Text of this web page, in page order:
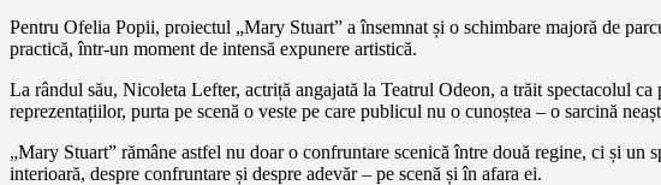
Pentru Ofelia Popii, proiectul „Mary Stuart” a însemnat și o schimbare majoră de
practică, într-un moment de intensă expunere artistică.
La rândul său, Nicoleta Lefter, actriță angajată la Teatrul Odeon, a trăit spectacolul
reprezentațiilor, purta pe scenă o veste pe care publicul nu o cunoștea – o sarcină
„Mary Stuart” rămâne astfel nu doar o confruntare scenică între două regine, ci și
interioară, despre confruntare și despre adevăr – pe scenă și în afara ei.